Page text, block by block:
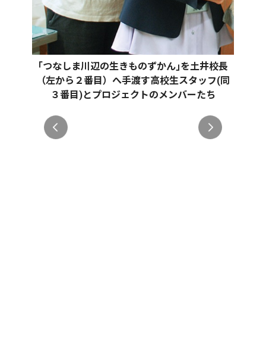
｢つなしま川辺の生きものずかん｣を土井校長
（左から２番目）へ手渡す高校生スタッフ(同
３番目)とプロジェクトのメンバーたち